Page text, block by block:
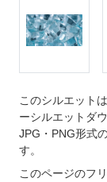
このシルエット
ーシルエットダ
JPG・PNG形式
す。
このページのフ